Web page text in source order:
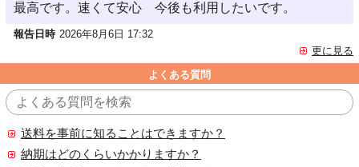
最高です。速くて安心 今後も利用したいです。
報告日時 2026年8月6日 17:32
更に見る
よくある質問
送料を事前に知ることはできますか？
納期はどのくらいかかりますか？